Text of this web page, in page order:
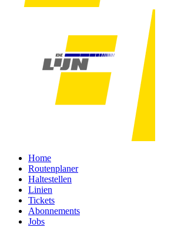
Home
Routenplaner
Haltestellen
Linien
Tickets
Abonnements
Jobs